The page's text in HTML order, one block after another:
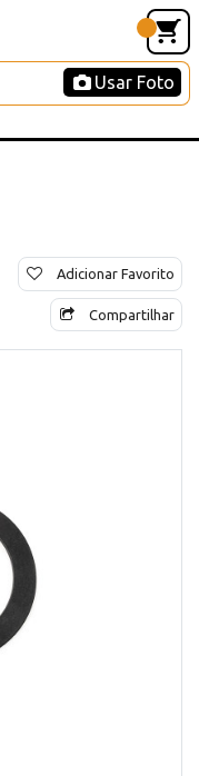
Usar Foto
Adicionar Favorito
Compartilhar